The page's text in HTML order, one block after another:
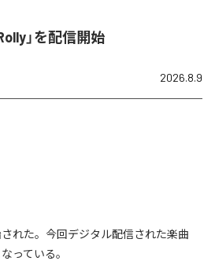
」を配信開始
2026.8.9
された。今回デジタル配信された楽曲
っている。